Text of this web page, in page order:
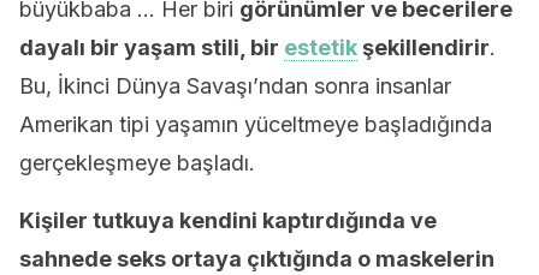
büyükbaba … Her biri görünümler ve becerilere
dayalı bir yaşam stili, bir estetikşekillendirir.
Bu, İkinci Dünya Savaşı’ndan sonra insanlar
Amerikan tipi yaşamın yüceltmeye başladığında
gerçekleşmeye başladı.
Kişiler tutkuya kendini kaptırdığında ve
sahnede seks ortaya çıktığında o maskelerin